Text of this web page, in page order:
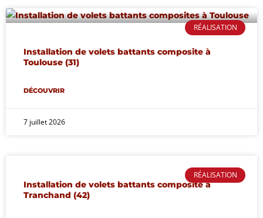
RÉALISATION
Installation de volets battants composite à
Toulouse (31)
DÉCOUVRIR
7 juillet 2026
RÉALISATION
Installation de volets battants composite à
Tranchand (42)